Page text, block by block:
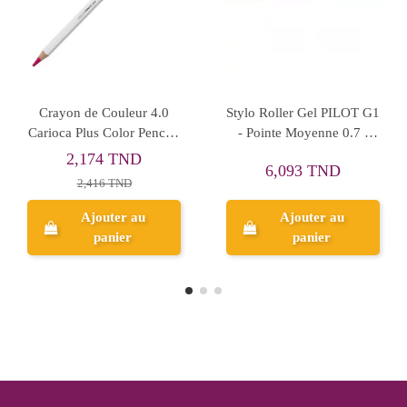
MARQ OHP SCH S 220
BLEU
4,251 TND
Aperçu
PORTEFOLIO 200V DELI
16,501 TND
Ajouter au
panier